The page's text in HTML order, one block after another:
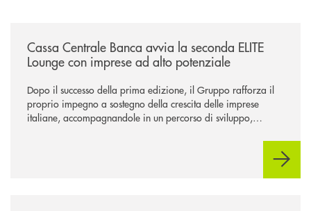
Cassa Centrale Banca avvia la seconda ELITE
Lounge con imprese ad alto potenziale
Dopo il successo della prima edizione, il Gruppo rafforza il
proprio impegno a sostegno della crescita delle imprese
italiane, accompagnandole in un percorso di sviluppo,